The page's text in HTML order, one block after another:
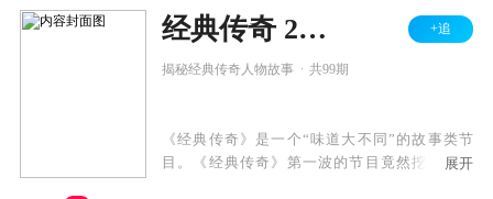
经典传奇 2015 +追
揭秘经典传奇人物故事 共99期
《经典传奇》是一个“味道大不同”的故事类节
目。《经典传奇》第一波的节目竟然挖出《暗
展开